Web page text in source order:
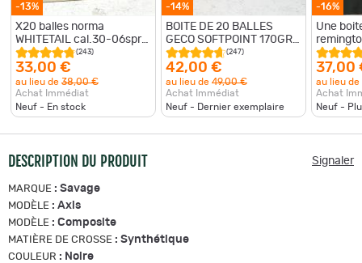
-13%
X20 balles norma
WHITETAIL cal.30-06spr
180 grains
(243)
33,00 €
au lieu de 38,00 €
Achat Immédiat
Neuf - En stock
-14%
BOITE DE 20 BALLES
GECO SOFTPOINT 170GR
CAL 30.06
(247)
42,00 €
au lieu de 49,00 €
Achat Immédiat
Neuf - Dernier exemplaire
-16%
Une
cal.30-
37,00
au lieu de
Achat
Neuf -
DESCRIPTION DU PRODUIT Signaler
MARQUE : Savage
MODÈLE : Axis
MODÈLE : Composite
MATIÈRE DE CROSSE : Synthétique
COULEUR : Noire